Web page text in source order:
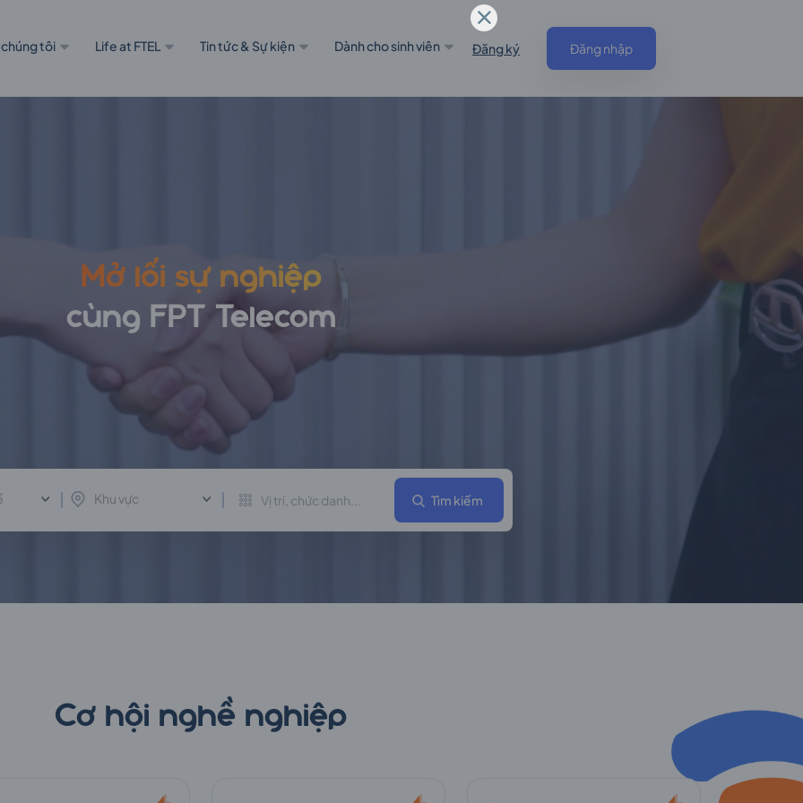
tôi Life at FTEL Tin tức & Sự kiện Dành cho sinh viên Đăng ký Đăng nhập
Mở lối sự nghiệp
cùng FPT Telecom
Khu vực Tìm kiếm
Cơ hội nghề nghiệp